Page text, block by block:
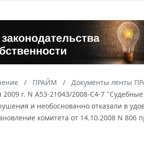
ПРАЙМ Документы ленты
2009 г. N А53-21043/2008-С4-7
и необоснованно отказали в
комитета от 14.10.2008 N 806